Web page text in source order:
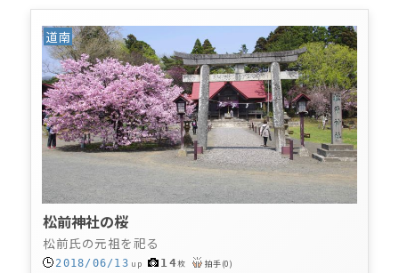
道南
松前神社の桜
松前氏の元祖を祀る
2018/06/13 up 14枚 拍手(0)